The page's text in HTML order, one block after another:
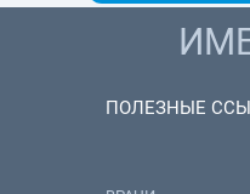
ПОЛЕЗНЫЕ